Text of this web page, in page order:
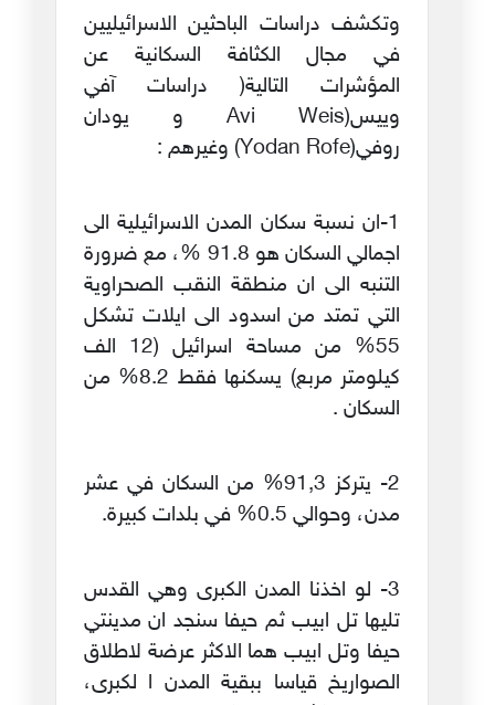
وتكشف دراسات الباحثين الاسرائيليين
في مجال الكثافة السكانية عن
المؤشرات التالية( دراسات آفي
وييس(Avi Weis و يودان
روفي(Yodan Rofe) وغيرهم :
1-ان نسبة سكان المدن الاسرائيلية الى
اجمالي السكان هو 91.8 %، مع ضرورة
التنبه الى ان منطقة النقب الصحراوية
التي تمتد من اسدود الى ايلات تشكل
55% من مساحة اسرائيل (12 الف
كيلومتر مربع) يسكنها فقط 8.2% من
السكان .
2- يتركز 91,3% من السكان في عشر
مدن، وحوالي 0.5% في بلدات كبيرة.
3- لو اخذنا المدن الكبرى وهي القدس
تليها تل ابيب ثم حيفا سنجد ان مدينتي
حيفا وتل ابيب هما الاكثر عرضة لاطلاق
الصواريخ قياسا ببقية المدن ا لكبرى،